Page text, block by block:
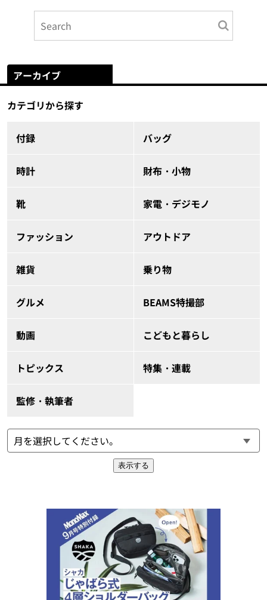
アーカイブ
カテゴリから探す
付録 バッグ
時計 財布・小物
靴 家電・デジモノ
ファッション アウトドア
雑貨 乗り物
グルメ BEAMS特撮部
動画 こどもと暮らし
トピックス 特集・連載
監修・執筆者
表示する